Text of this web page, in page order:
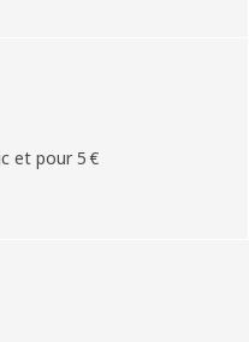
et pour 5 €